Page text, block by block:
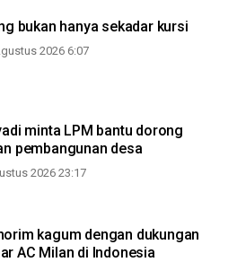
bukan hanya sekadar kursi
2026 6:07
minta LPM bantu dorong
pembangunan desa
2026 23:17
kagum dengan dukungan
AC Milan di Indonesia